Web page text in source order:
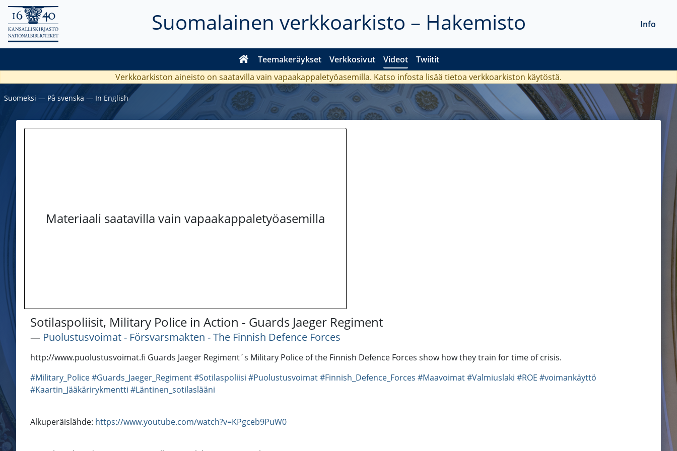
Suomalainen verkkoarkisto – Hakemisto
Teemakeräykset Verkkosivut Videot Twiitit
Info
Verkkoarkiston aineisto on saatavilla vain vapaakappaletyöasemilla. Katso infosta lisää tietoa verkkoarkiston käytöstä.
Suomeksi ― På svenska ― In English
Materiaali saatavilla vain vapaakappaletyöasemilla
Sotilaspoliisit, Military Police in Action - Guards Jaeger Regiment
― Puolustusvoimat - Försvarsmakten - The Finnish Defence Forces
http://www.puolustusvoimat.fi Guards Jaeger Regiment´s Military Police of the Finnish Defence Forces show how they train for time of crisis.
#Military_Police#Guards_Jaeger_Regiment#Sotilaspoliisi #Puolustusvoimat#Finnish_Defence_Forces #Maavoimat#Valmiuslaki #ROE #voimankäyttö
#Kaartin_Jääkärirykmentti #Läntinen_sotilaslääni
Alkuperäislähde: https://www.youtube.com/watch?v=KPgceb9PuW0